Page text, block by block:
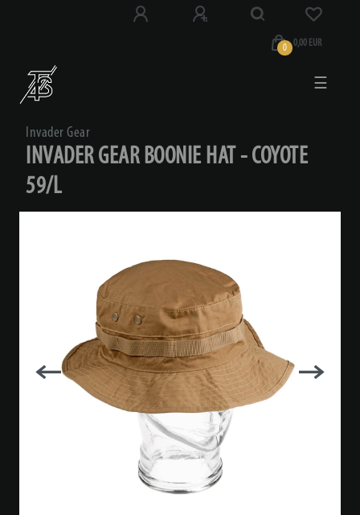
0 0,00 EUR
☰
Invader Gear
INVADER GEAR BOONIE HAT - COYOTE
59/L